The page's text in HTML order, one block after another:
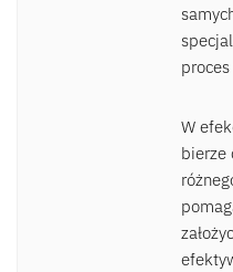
W
bierze